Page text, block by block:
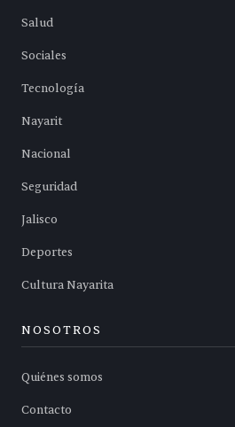
Salud
Sociales
Tecnología
Nayarit
Nacional
Seguridad
Jalisco
Deportes
Cultura Nayarita
NOSOTROS
Quiénes somos
Contacto